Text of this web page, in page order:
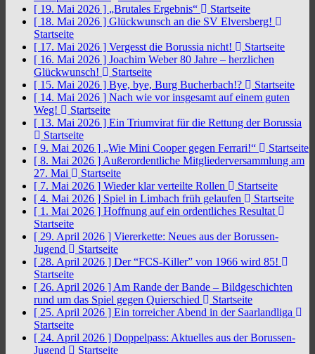
[ 19. Mai 2026 ] „Brutales Ergebnis“
Startseite
[ 18. Mai 2026 ] Glückwunsch an die SV Elversberg!
Startseite
[ 17. Mai 2026 ] Vergesst die Borussia nicht!
Startseite
[ 16. Mai 2026 ] Joachim Weber 80 Jahre – herzlichen
Glückwunsch!
Startseite
[ 15. Mai 2026 ] Bye, bye, Burg Bucherbach!?
Startseite
[ 14. Mai 2026 ] Nach wie vor insgesamt auf einem guten
Weg!
Startseite
[ 13. Mai 2026 ] Ein Triumvirat für die Rettung der Borussia
Startseite
[ 9. Mai 2026 ] „Wie Mini Cooper gegen Ferrari!“
Startseite
[ 8. Mai 2026 ] Außerordentliche Mitgliederversammlung am
27. Mai
Startseite
[ 7. Mai 2026 ] Wieder klar verteilte Rollen
Startseite
[ 4. Mai 2026 ] Spiel in Limbach früh gelaufen
Startseite
[ 1. Mai 2026 ] Hoffnung auf ein ordentliches Resultat
Startseite
[ 29. April 2026 ] Viererkette: Neues aus der Borussen-
Jugend
Startseite
[ 28. April 2026 ] Der “FCS-Killer” von 1966 wird 85!
Startseite
[ 26. April 2026 ] Am Rande der Bande – Bildgeschichten
rund um das Spiel gegen Quierschied
Startseite
[ 25. April 2026 ] Ein torreicher Abend in der Saarlandliga
Startseite
[ 24. April 2026 ] Doppelpass: Aktuelles aus der Borussen-
Jugend
Startseite